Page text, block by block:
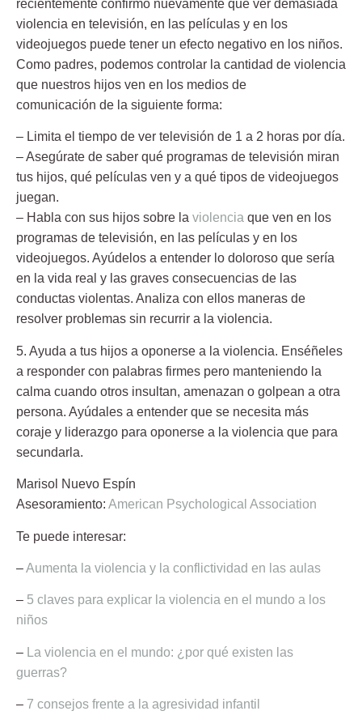
recientemente confirmó nuevamente que ver demasiada
violencia en televisión, en las películas y en los
videojuegos puede tener un efecto negativo en los niños.
Como padres, podemos controlar la cantidad de violencia
que nuestros hijos ven en los medios de
comunicación de la siguiente forma:
– Limita el tiempo de ver televisión de 1 a 2 horas por día.
– Asegúrate de saber qué programas de televisión miran
tus hijos, qué películas ven y a qué tipos de videojuegos
juegan.
– Habla con sus hijos sobre la violencia que ven en los
programas de televisión, en las películas y en los
videojuegos. Ayúdelos a entender lo doloroso que sería
en la vida real y las graves consecuencias de las
conductas violentas. Analiza con ellos maneras de
resolver problemas sin recurrir a la violencia.
5. Ayuda a tus hijos a oponerse a la violencia. Enséñeles
a responder con palabras firmes pero manteniendo la
calma cuando otros insultan, amenazan o golpean a otra
persona. Ayúdales a entender que se necesita más
coraje y liderazgo para oponerse a la violencia que para
secundarla.
Marisol Nuevo Espín
Asesoramiento: American Psychological Association
Te puede interesar:
–Aumenta la violencia y la conflictividad en las aulas
– 5 claves para explicar la violencia en el mundo a los
niños
–
La violencia en el mundo: ¿por qué existen las
guerras?
– 7 consejos frente a la agresividad infantil